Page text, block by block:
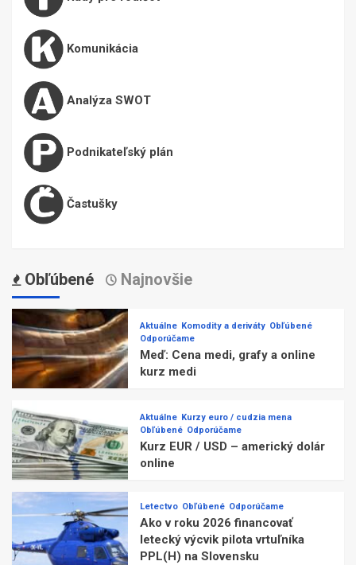
Komunikácia
Analýza SWOT
Podnikateľský plán
Častušky
Obľúbené Najnovšie
Aktuálne Komodity a deriváty Obľúbené
Odporúčame
Meď: Cena medi, grafy a online
kurz medi
Aktuálne Kurzy euro / cudzia mena
Obľúbené Odporúčame
Kurz EUR / USD – americký dolár
online
Letectvo Obľúbené Odporúčame
Ako v roku 2026 financovať
letecký výcvik pilota vrtuľníka
PPL(H) na Slovensku